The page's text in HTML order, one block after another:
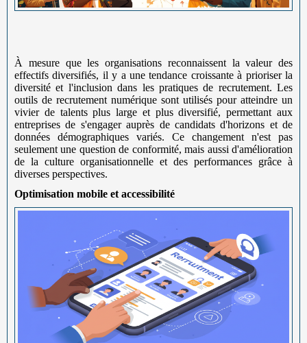
À mesure que les organisations reconnaissent la valeur des
effectifs diversifiés, il y a une tendance croissante à prioriser la
diversité et l'inclusion dans les pratiques de recrutement. Les
outils de recrutement numérique sont utilisés pour atteindre un
vivier de talents plus large et plus diversifié, permettant aux
entreprises de s'engager auprès de candidats d'horizons et de
données démographiques variés. Ce changement n'est pas
seulement une question de conformité, mais aussi d'amélioration
de la culture organisationnelle et des performances grâce à
diverses perspectives.
Optimisation mobile et accessibilité